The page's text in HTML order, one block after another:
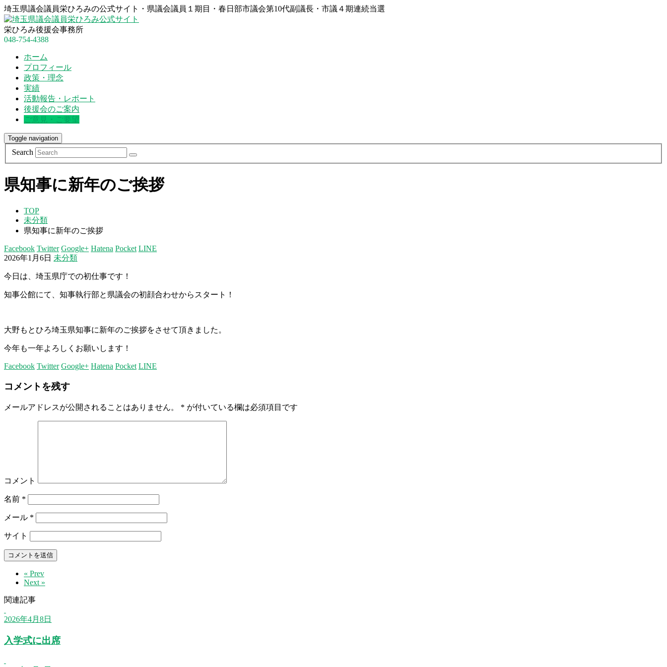
埼玉県議会議員栄ひろみの公式サイト・県議会議員１期目・春日部市議会第10代副議長・市議４期連続当選
栄ひろみ後援会事務所
048-754-4388
ホーム
プロフィール
政策・理念
実績
活動報告・レポート
後援会のご案内
ご意見・ご要望
Toggle navigation
Search
県知事に新年のご挨拶
TOP
未分類
県知事に新年のご挨拶
Facebook Twitter Google+ Hatena Pocket LINE
2026年1月6日 未分類
今日は、埼玉県庁での初仕事です！
知事公館にて、知事執行部と県議会の初顔合わせからスタート！
大野もとひろ埼玉県知事に新年のご挨拶をさせて頂きました。
今年も一年よろしくお願いします！
Facebook Twitter Google+ Hatena Pocket LINE
コメントを残す
メールアドレスが公開されることはありません。 * が付いている欄は必須項目です
コメント
名前 *
メール *
サイト
« Prev
Next »
関連記事
2026年4月8日
入学式に出席